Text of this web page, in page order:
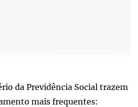
da Previdência Social trazem
mais frequentes: